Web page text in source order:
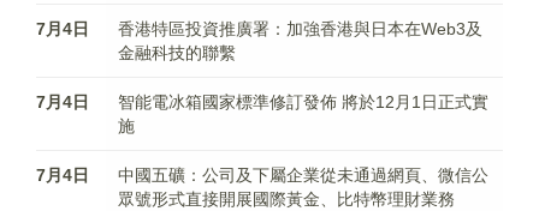
7月4日
香港特區投資推廣署：加強香港與日本在Web3及
金融科技的聯繫
7月4日
智能電冰箱國家標準修訂發佈 將於12月1日正式實
施
7月4日
中國五礦：公司及下屬企業從未通過網頁、微信公
眾號形式直接開展國際黃金、比特幣理財業務